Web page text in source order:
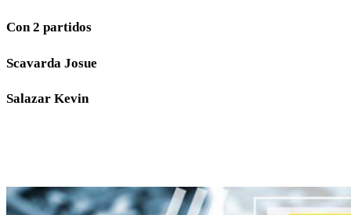
Con 2 partidos
Scavarda Josue
Salazar Kevin